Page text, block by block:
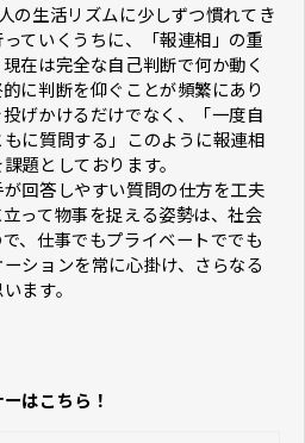
の生活リズムに少しずつ慣れてき
ていくうちに、「報連相」の重
在は完全な自己判断で何か動く
に判断を仰ぐことが頻繁にあり
げかけるだけでなく、「一度自
に質問する」このように報連相
題としております。
回答しやすい質問の仕方を工夫
って物事を捉える姿勢は、社会
、仕事でもプライベートででも
ションを常に心掛け、さらなる
ます。
はこちら！